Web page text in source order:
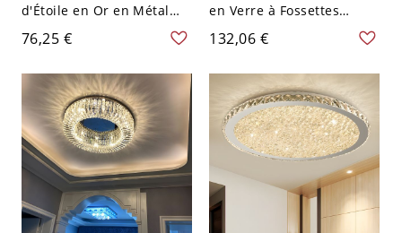
d'Étoile en Or en Métal
Style Colonial avec Abat-
120 V Verre Transparent
20,32 cm
76,25 €
en Verre à Fossettes
Fleur-en Forme Lampe de
110 V-120 V 4 Transparent
132,06 €